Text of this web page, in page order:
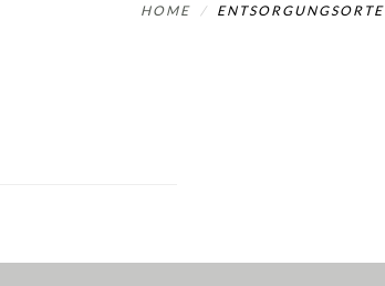
HOME ENTSORGUNGSORTE